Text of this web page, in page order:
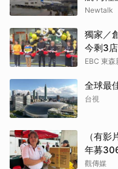
Newtalk
獨家／
今剩3
EBC 東森
全球最
台視
（有
年募
觀傳媒